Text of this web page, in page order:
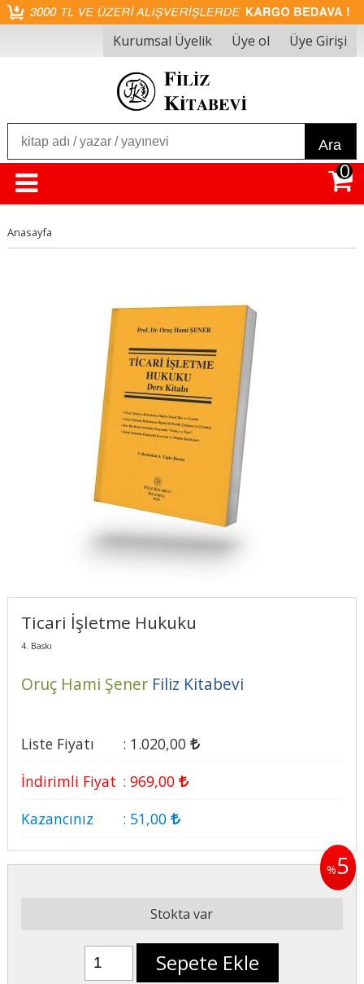
Kurumsal Üyelik Üye ol Üye Girişi
Ara
0
Anasayfa
Ticari İşletme Hukuku
4. Baskı
Oruç Hami Şener Filiz Kitabevi
Liste Fiyatı : 1.020,00
İndirimli Fiyat : 969,00
Kazancınız
: 51,00
%5
Stokta var
Sepete Ekle